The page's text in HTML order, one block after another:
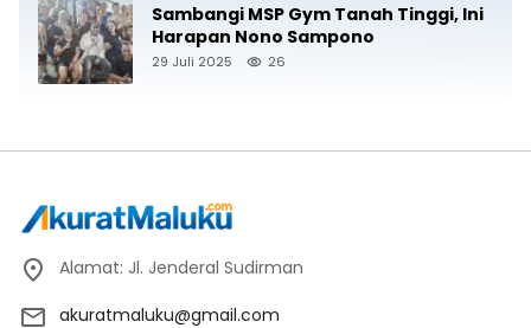
Sambangi MSP Gym Tanah Tinggi, Ini
Harapan Nono Sampono
29 Juli 2025 26
Alamat: Jl. Jenderal Sudirman
akuratmaluku@gmail.com